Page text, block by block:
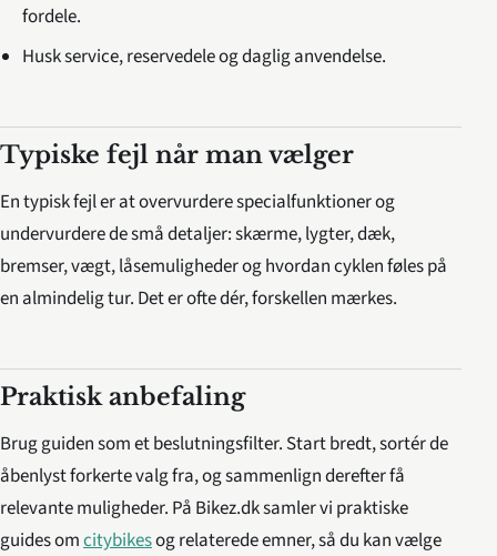
fordele.
Husk service, reservedele og daglig anvendelse.
Typiske fejl når man vælger
En typisk fejl er at overvurdere specialfunktioner og
undervurdere de små detaljer: skærme, lygter, dæk,
bremser, vægt, låsemuligheder og hvordan cyklen føles på
en almindelig tur. Det er ofte dér, forskellen mærkes.
Praktisk anbefaling
Brug guiden som et beslutningsfilter. Start bredt, sortér de
åbenlyst forkerte valg fra, og sammenlign derefter få
relevante muligheder. På Bikez.dk samler vi praktiske
guides omcitybikesog relaterede emner, så du kan vælge